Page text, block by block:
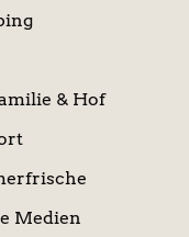
& Hof
Medien